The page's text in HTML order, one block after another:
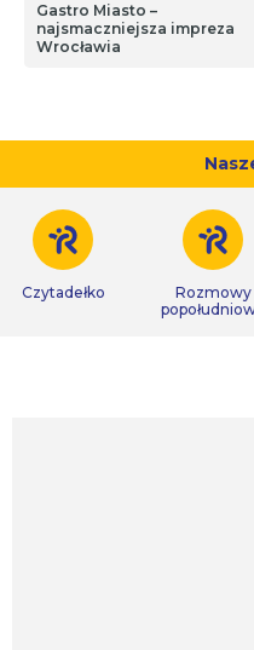
Gastro Miasto –
najsmaczniejsza impreza
Wrocławia
Czytadełko
Rozmowy